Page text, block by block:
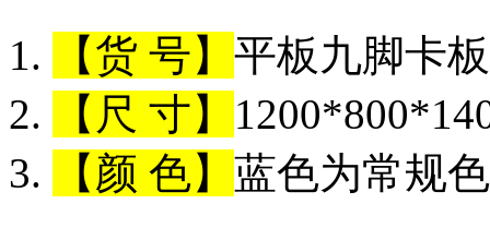
【货 号】 平板九脚卡
【尺 寸】
【颜 色】 蓝色为常规